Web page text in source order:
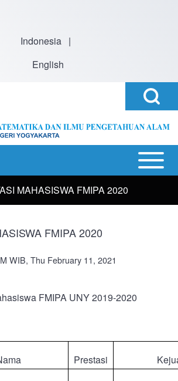
Indonesia |
English
Search
Block
Open or
Close
MAHASISWA FMIPA 2020
FMIPA 2020
WIB, Thu February 11, 2021
FMIPA UNY 2019-2020
Prestasi